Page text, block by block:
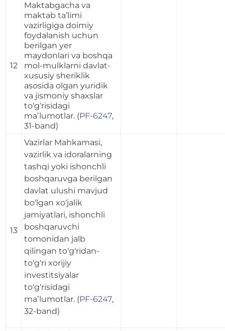
12
Maktabgacha va
maktab ta’limi
vazirligiga doimiy
foydalanish uchun
berilgan yer
maydonlari va boshqa
mol-mulklarni davlat-
xususiy sheriklik
asosida olgan yuridik
va jismoniy shaxslar
to‘g‘risidagi
maʼlumotlar. (PF-6247,
31-band)
13
Vazirlar Mahkamasi,
vazirlik va idoralarning
tashqi yoki ishonchli
boshqaruvga berilgan
davlat ulushi mavjud
bo‘lgan xo‘jalik
jamiyatlari, ishonchli
boshqaruvchi
tomonidan jalb
qilingan to‘g‘ridan-
to‘g‘ri xorijiy
investitsiyalar
to‘g‘risidagi
maʼlumotlar. (PF-6247,
32-band)